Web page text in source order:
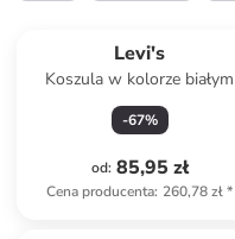
Levi's
Koszula w kolorze białym
-67%
od: 85,95 zł
Cena producenta: 260,78 zł*